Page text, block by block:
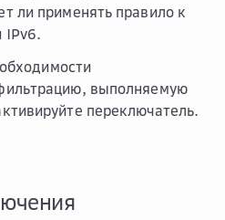
ли применять правило к
IPv6.
выполняемую
переключатель.